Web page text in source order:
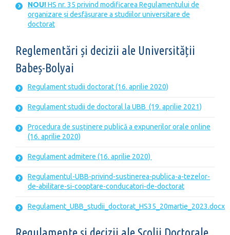
NOU!HS nr. 35 privind modificarea Regulamentului de
organizare și desfășurare a studiilor universitare de
doctorat
Reglementări și decizii ale Universității
Babeș-Bolyai
Regulament studii doctorat (16. aprilie 2020)
Regulament studii de doctoral la UBB (19. aprilie 2021)
Procedura de susținere publică a expunerilor orale online
(16. aprilie 2020)
Regulament admitere (16. aprilie 2020)
Regulamentul-UBB-privind-sustinerea-publica-a-tezelor-
de-abilitare-si-cooptare-conducatori-de-doctorat
Regulament_UBB_studii_doctorat_HS35_20martie_2023.docx